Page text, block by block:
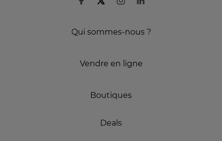
Qui sommes-nous ?
Vendre en ligne
Boutiques
Deals